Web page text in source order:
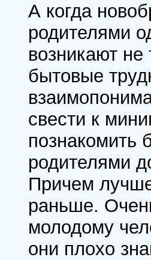
А когда
родителями
возникают
бытовые
свести к
познакомить
родителями
Причем
раньше.
молодому
они плохо